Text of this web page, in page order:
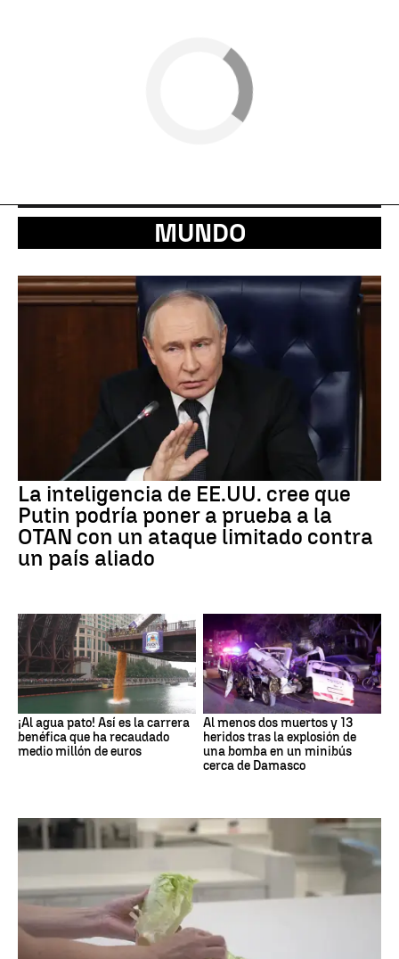
MUNDO
La inteligencia de EE.UU. cree que
Putin podría poner a prueba a la
OTAN con un ataque limitado contra
un país aliado
¡Al agua pato! Así es la carrera
benéfica que ha recaudado
medio millón de euros
Al menos dos muertos y 13
heridos tras la explosión de
una bomba en un minibús
cerca de Damasco